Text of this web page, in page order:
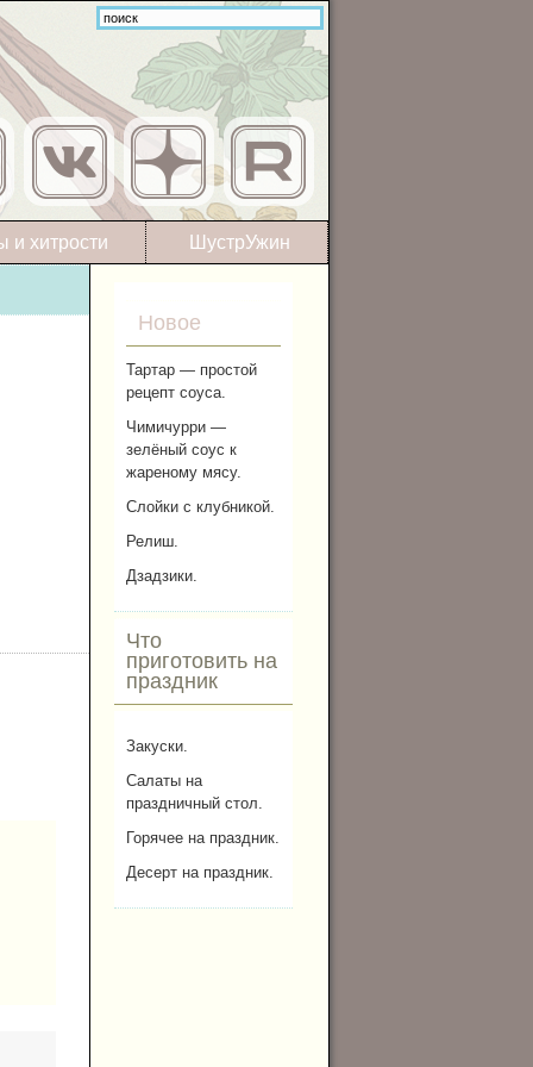
ШустрУжин
и хитрости
Новое
Тартар — простой
рецепт соуса.
Чимичурри —
зелёный соус к
жареному мясу.
Слойки с клубникой.
Релиш.
Дзадзики.
Что
приготовить на
праздник
Закуски.
Салаты на
праздничный стол.
Горячее на праздник.
Десерт на праздник.